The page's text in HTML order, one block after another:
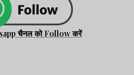
चैनल को Follow करें